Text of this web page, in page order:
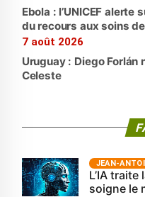
Ebola : l’UNICEF
du recours aux soins
7 août 2026
Uruguay : Diego Forlán
Celeste
JEAN-
L’IA
soigne le